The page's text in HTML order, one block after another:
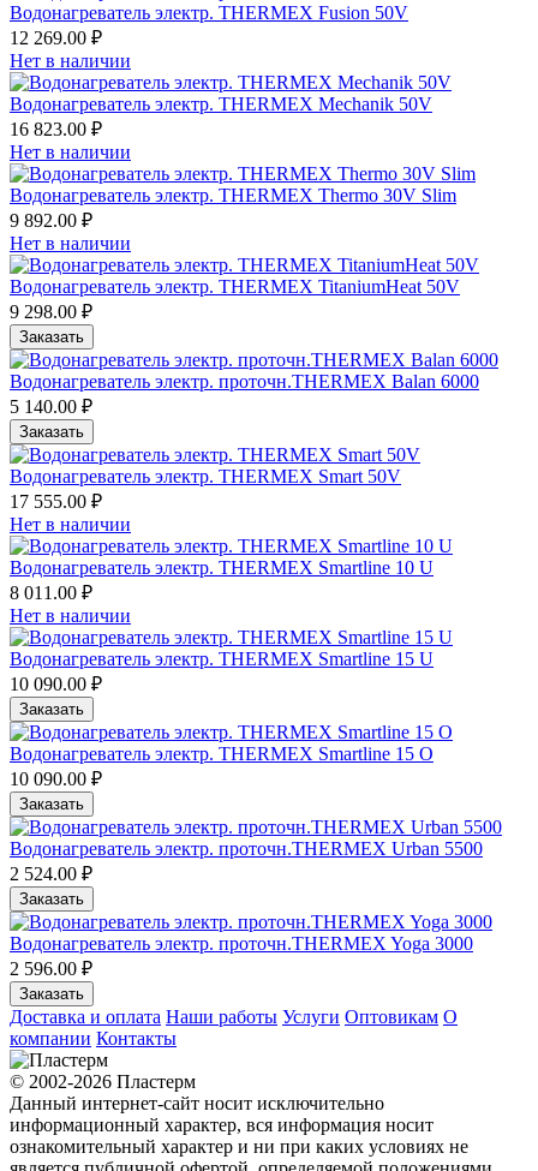
Водонагреватель электр. THERMEX Fusion 50V
12 269.00 ₽
Нет в наличии
Водонагреватель электр. THERMEX Mechanik 50V
16 823.00 ₽
Нет в наличии
Водонагреватель электр. THERMEX Thermo 30V Slim
9 892.00 ₽
Нет в наличии
Водонагреватель электр. THERMEX TitaniumHeat 50V
9 298.00 ₽
Заказать
Водонагреватель электр. проточн.THERMEX Balan 6000
5 140.00 ₽
Заказать
Водонагреватель электр. THERMEX Smart 50V
17 555.00 ₽
Нет в наличии
Водонагреватель электр. THERMEX Smartline 10 U
8 011.00 ₽
Нет в наличии
Водонагреватель электр. THERMEX Smartline 15 U
10 090.00 ₽
Заказать
Водонагреватель электр. THERMEX Smartline 15 О
10 090.00 ₽
Заказать
Водонагреватель электр. проточн.THERMEX Urban 5500
2 524.00 ₽
Заказать
Водонагреватель электр. проточн.THERMEX Yoga 3000
2 596.00 ₽
Заказать
Доставка и оплата Наши работы Услуги Оптовикам О
компании Контакты
© 2002-2026 Пластерм
Данный интернет-сайт носит исключительно
информационный характер, вся информация носит
ознакомительный характер и ни при каких условиях не